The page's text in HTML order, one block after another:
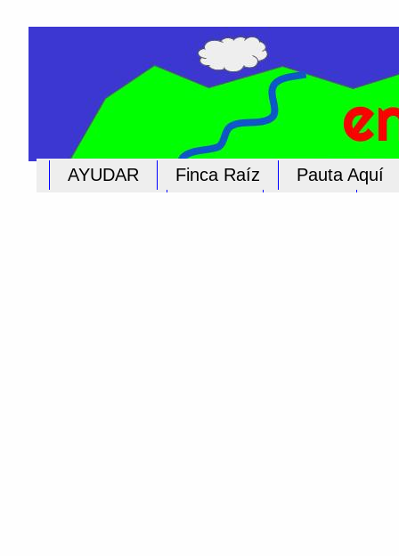
AYUDAR Finca Raíz
Pauta Aquí